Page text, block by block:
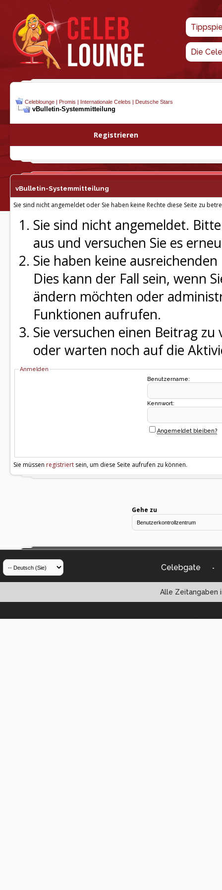
Die
Celeblounge | Promis | Internationale Celebs | Deutsche Stars
vBulletin-Systemmitteilung
Registrieren
vBulletin-Systemmitteilung
Sie sind nicht angemeldet oder Sie haben keine Rechte diese Seite zu
Sie sind nicht angemeldet.
aus und versuchen Sie es
Sie haben keine
Dies kann der Fall sein, wenn
ändern möchten oder
Funktionen aufrufen.
Sie versuchen einen Beitrag
oder warten noch auf die
Anmelden
Benutzername:
Kennwort:
Angemeldet bleiben?
Sie müssen registriert sein, um diese Seite aufrufen zu können.
Gehe zu
Celebgate -
Alle Zeitangaben